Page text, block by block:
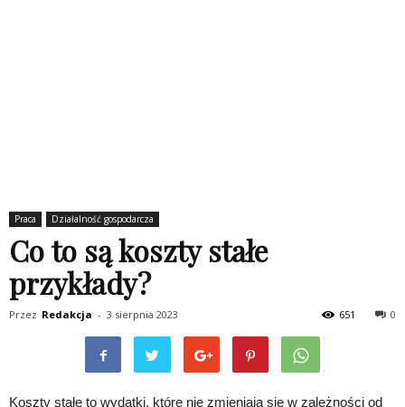
Praca Działalność gospodarcza
Co to są koszty stałe
przykłady?
Przez Redakcja - 3 sierpnia 2023 0
651
Koszty stałe to wydatki, które nie zmieniają się w zależności od